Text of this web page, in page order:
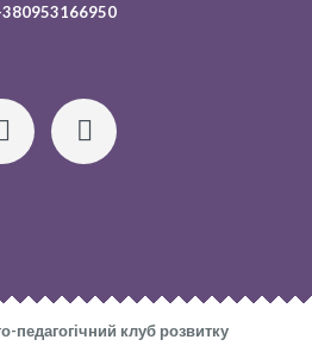
педагогічний клуб розвитку